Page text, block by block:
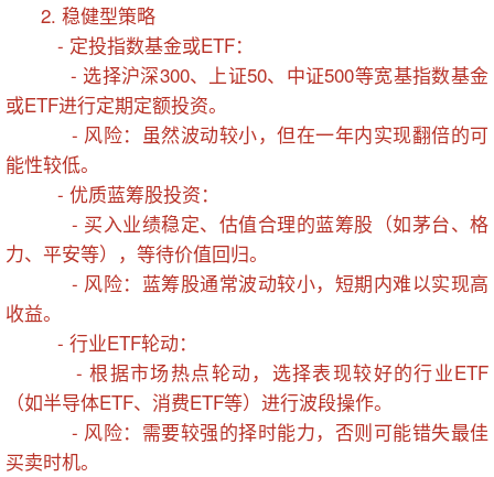
2. 稳健型策略
- 定投指数基金或ETF：
- 选择沪深300、上证50、中证500等宽基指数基金
或ETF进行定期定额投资。
- 风险：虽然波动较小，但在一年内实现翻倍的可
能性较低。
- 优质蓝筹股投资：
- 买入业绩稳定、估值合理的蓝筹股（如茅台、格
力、平安等），等待价值回归。
- 风险：蓝筹股通常波动较小，短期内难以实现高
收益。
- 行业ETF轮动：
- 根据市场热点轮动，选择表现较好的行业ETF
（如半导体ETF、消费ETF等）进行波段操作。
- 风险：需要较强的择时能力，否则可能错失最佳
买卖时机。